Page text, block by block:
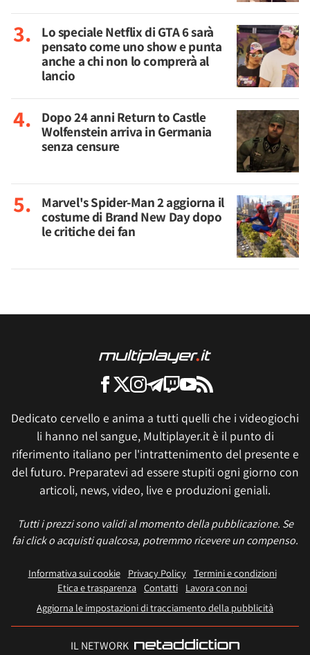
Lo speciale Netflix di GTA 6 sarà
pensato come uno show e punta
anche a chi non lo comprerà al
lancio
Dopo 24 anni Return to Castle
Wolfenstein arriva in Germania
senza censure
Marvel's Spider-Man 2 aggiorna il
costume di Brand New Day dopo
le critiche dei fan
Dedicato cervello e anima a tutti quelli che i videogiochi
li hanno nel sangue, Multiplayer.it è il punto di
riferimento italiano per l'intrattenimento del presente e
del futuro. Preparatevi ad essere stupiti ogni giorno con
articoli, news, video, live e produzioni geniali.
Tutti i prezzi sono validi al momento della pubblicazione. Se
fai click o acquisti qualcosa, potremmo ricevere un compenso.
Informativa sui cookie Privacy Policy
Termini e condizioni
Etica e trasparenza Contatti
Lavora con noi
Aggiorna le impostazioni di tracciamento della pubblicità
IL NETWORK